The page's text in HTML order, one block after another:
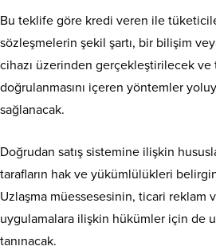
Bu teklife göre kredi veren ile
sözleşmelerin şekil şartı, bir bilişim
cihazı üzerinden gerçekleştirilecek
doğrulanmasını içeren yöntemler
sağlanacak.
Doğrudan satış sistemine ilişkin
tarafların hak ve yükümlülükleri
Uzlaşma müessesesinin, ticari reklam
uygulamalara ilişkin hükümler için de
tanınacak.